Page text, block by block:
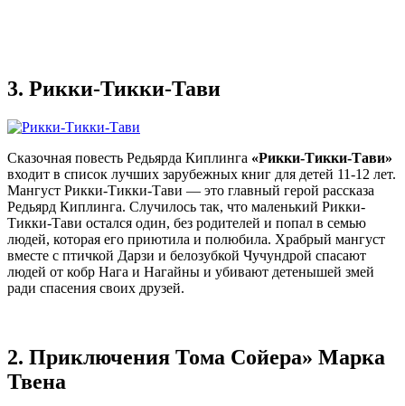
3. Рикки-Тикки-Тави
Сказочная повесть Редьярда Киплинга «Рикки-Тикки-Тави»
входит в список лучших зарубежных книг для детей 11-12 лет.
Мангуст Рикки-Тикки-Тави — это главный герой рассказа
Редьярд Киплинга. Случилось так, что маленький Рикки-
Тикки-Тави остался один, без родителей и попал в семью
людей, которая его приютила и полюбила. Храбрый мангуст
вместе с птичкой Дарзи и белозубкой Чучундрой спасают
людей от кобр Нага и Нагайны и убивают детенышей змей
ради спасения своих друзей.
2. Приключения Тома Сойера» Марка
Твена